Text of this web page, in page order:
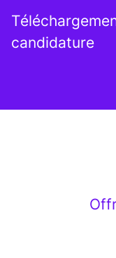
candidature